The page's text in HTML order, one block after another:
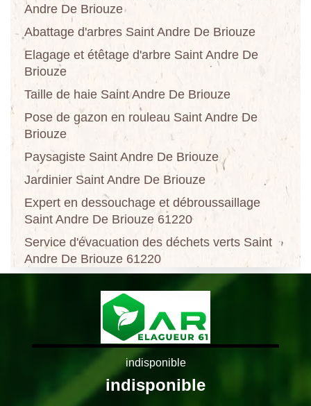
Andre De Briouze
Abattage d'arbres Saint Andre De Briouze
Elagage et étêtage d'arbre Saint Andre De
Briouze
Taille de haie Saint Andre De Briouze
Pose de gazon en rouleau Saint Andre De
Briouze
Paysagiste Saint Andre De Briouze
Jardinier Saint Andre De Briouze
Expert en dessouchage et débroussaillage
Saint Andre De Briouze 61220
Service d'évacuation des déchets verts Saint
Andre De Briouze 61220
indisponible
indisponible